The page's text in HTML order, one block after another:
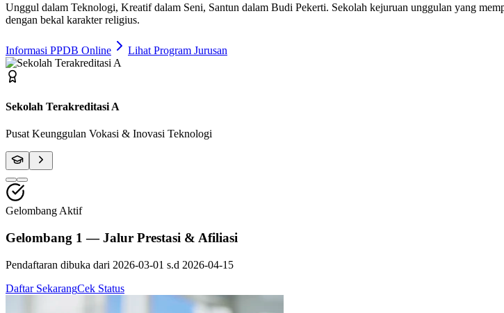
Unggul dalam Teknologi, Kreatif dalam Seni, Santun dalam Budi Pekerti. Sekolah kejuruan unggulan yang
dengan bekal karakter religius.
Informasi PPDB Online Lihat Program Jurusan
Fasilitas Bengkel Modern
Praktik Berstandar Industri & Sertifikasi Profesi
Gelombang Aktif
Gelombang 1 — Jalur Prestasi & Afiliasi
Pendaftaran dibuka dari 2026-03-01 s.d 2026-04-15
Daftar SekarangCek Status